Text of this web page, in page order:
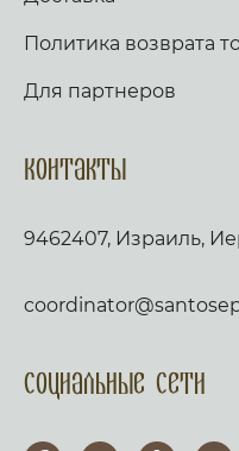
Политика возврата
Для партнеров
Контакты
9462407, Израиль,
Социальные сети